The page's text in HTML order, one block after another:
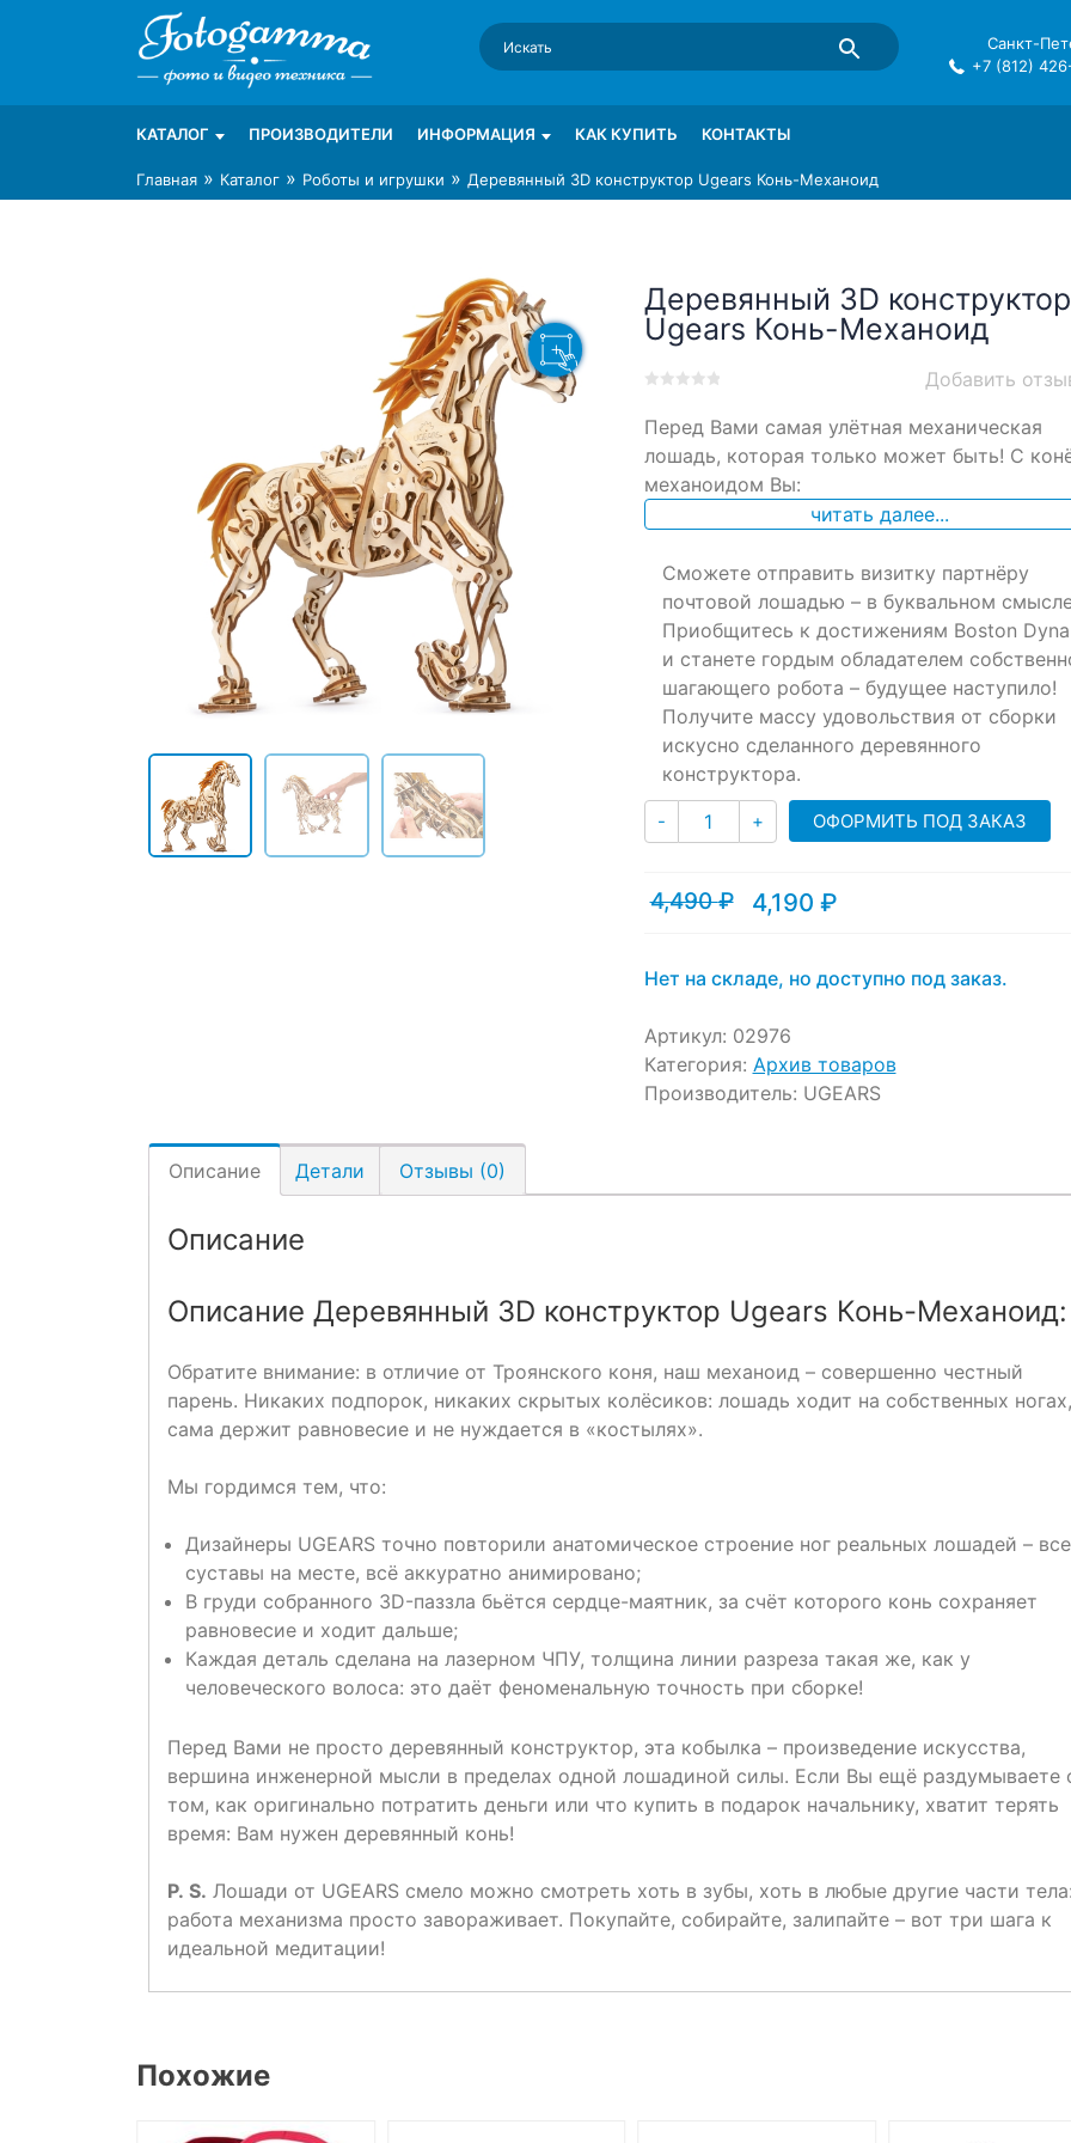
Интернет-магазин фототехники Foto-Gamma в СПб
Магазин фотоаксессуаров foto-gamma.ru
Санкт-
+7 (812)
КАТАЛОГ ПРОИЗВОДИТЕЛИ ИНФОРМАЦИЯ КАК КУПИТЬ КОНТАКТЫ
Главная » Каталог » Роботы и игрушки » Деревянный 3D конструктор Ugears Конь-Механоид
Деревянный 3D конструктор
Ugears Конь-Механоид
out
on
Добавить
Перед Вами самая улётная механическая
лошадь, которая только может быть! С
механоидом Вы:
читать далее...
Сможете отправить визитку партнёру
почтовой лошадью – в буквальном
Приобщитесь к достижениям Boston
и станете гордым обладателем
шагающего робота – будущее наступило!
Получите массу удовольствия от сборки
искусно сделанного деревянного
конструктора.
- Количество
+ ОФОРМИТЬ ПОД ЗАКАЗ
4,490₽
Первоначальная
4,490 ₽.
4,190 ₽
Текущая
Нет на складе, но доступно под заказ.
Артикул: 02976
Категория: Архив товаров
Производитель: UGEARS
Описание Детали Отзывы (0)
Описание
Описание Деревянный 3D конструктор Ugears Конь-Механоид:
Обратите внимание: в отличие от Троянского коня, наш механоид – совершенно честный
парень. Никаких подпорок, никаких скрытых колёсиков: лошадь ходит на собственных ногах,
сама держит равновесие и не нуждается в «костылях».
Мы гордимся тем, что:
Дизайнеры UGEARS точно повторили анатомическое строение ног реальных лошадей – все
суставы на месте, всё аккуратно анимировано;
В груди собранного 3D-паззла бьётся сердце-маятник, за счёт которого конь сохраняет
равновесие и ходит дальше;
Каждая деталь сделана на лазерном ЧПУ, толщина линии разреза такая же, как у
человеческого волоса: это даёт феноменальную точность при сборке!
Перед Вами не просто деревянный конструктор, эта кобылка – произведение искусства,
вершина инженерной мысли в пределах одной лошадиной силы. Если Вы ещё раздумываете
том, как оригинально потратить деньги или что купить в подарок начальнику, хватит терять
время: Вам нужен деревянный конь!
P. S. Лошади от UGEARS смело можно смотреть хоть в зубы, хоть в любые другие части
работа механизма просто завораживает. Покупайте, собирайте, залипайте – вот три шага к
идеальной медитации!
Похожие